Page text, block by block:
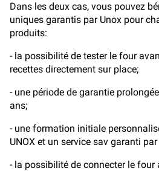
Dans les deux cas, vous pouvez
uniques garantis par Unox pour
produits:
- la possibilité de tester le four
recettes directement sur place;
- une période de garantie
ans;
- une formation initiale
UNOX et un service sav garanti
- la possibilité de connecter le